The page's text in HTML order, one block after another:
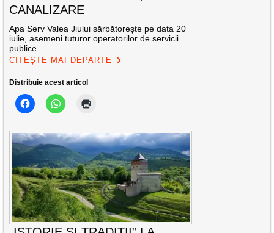
CANALIZARE
Apa Serv Valea Jiului sărbătorește pe data 20
iulie, asemeni tuturor operatorilor de servicii
publice
CITEȘTE MAI DEPARTE
Distribuie acest articol